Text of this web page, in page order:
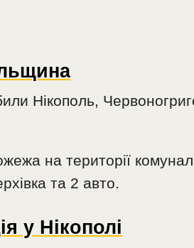
Нікополь,
на території
та 2 авто.
у Нікополі